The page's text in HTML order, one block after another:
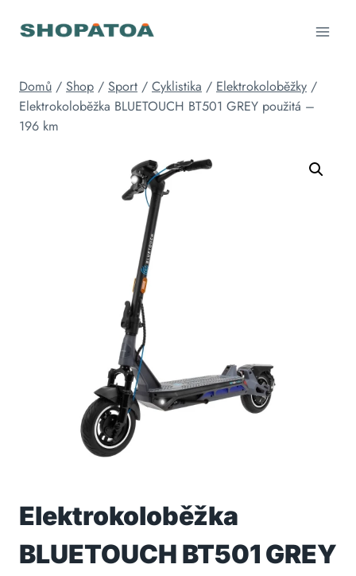
Domů / Shop / Sport / Cyklistika / Elektrokoloběžky /
Elektrokoloběžka BLUETOUCH BT501 GREY použitá –
196 km
Elektrokoloběžka
BLUETOUCH BT501 GREY